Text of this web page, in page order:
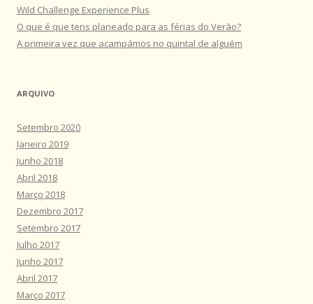
Wild Challenge Experience Plus
O que é que tens planeado para as férias do Verão?
A primeira vez que acampámos no quintal de alguém
ARQUIVO
Setembro 2020
Janeiro 2019
Junho 2018
Abril 2018
Março 2018
Dezembro 2017
Setembro 2017
Julho 2017
Junho 2017
Abril 2017
Março 2017